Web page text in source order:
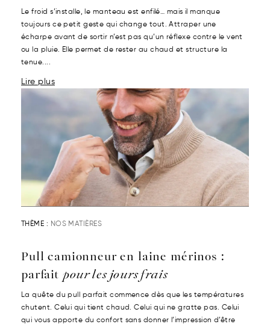
Le froid s’installe, le manteau est enfilé… mais il manque
toujours ce petit geste qui change tout. Attraper une
écharpe avant de sortir n’est pas qu’un réflexe contre le vent
ou la pluie. Elle permet de rester au chaud et structure la
tenue....
Lire plus
THÈME : NOS MATIÈRES
Pull camionneur en laine mérinos :
parfait pour les jours frais
La quête du pull parfait commence dès que les températures
chutent. Celui qui tient chaud. Celui qui ne gratte pas. Celui
qui vous apporte du confort sans donner l’impression d’être